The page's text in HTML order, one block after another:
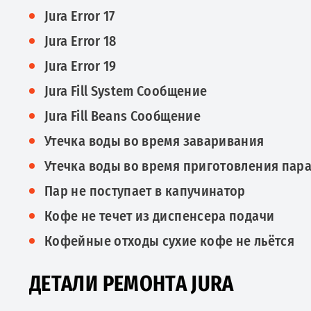
Jura Error 17
Jura Error 18
Jura Error 19
Jura Fill System Сообщение
Jura Fill Beans Сообщение
Утечка воды во время заваривания
Утечка воды во время приготовления
Пар не поступает в капучинатор
Кофе не течет из диспенсера подачи
Кофейные отходы сухие кофе не льётся
ДЕТАЛИ РЕМОНТА JURA